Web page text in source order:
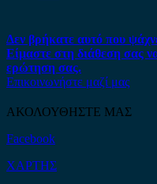
Δεν βρήκατε αυτό που
Είμαστε στη διάθεση σας
ερώτηση σας.
Επικοινωνήστε μαζί μας
ΑΚΟΛΟΥΘΗΣΤΕ ΜΑΣ
Facebook
ΧΑΡΤΗΣ